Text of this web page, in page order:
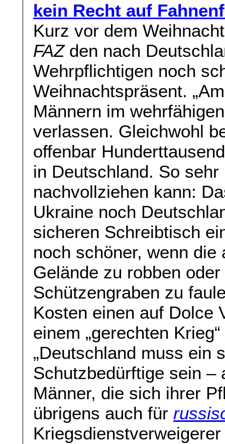
kein Recht auf
Kurz vor dem
FAZden nach
Wehrpflichtigen noch
Weihnachtspräsent.
Männern im
verlassen. Gleichwohl
offenbar
in Deutschland. So
nachvollziehen kann:
Ukraine noch
sicheren Schreibtisch
noch schöner, wenn
Gelände zu robben
Schützengraben zu
Kosten einen auf Dolce
einem „gerechten
„Deutschland muss ein
Schutzbedürftige sein –
Männer, die sich ihrer
übrigens auch für